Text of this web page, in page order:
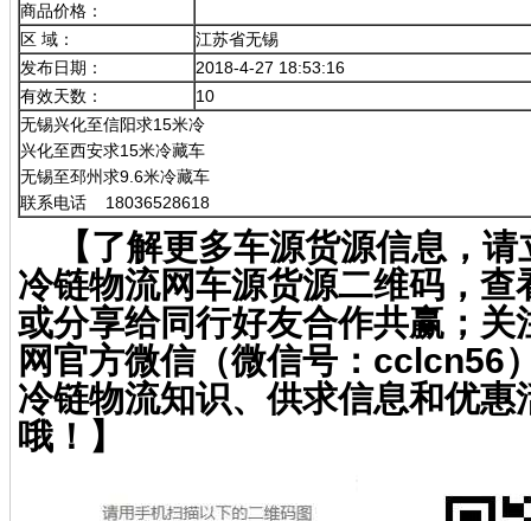
商品价格：
区 域：
江苏省无锡
发布日期：
2018-4-27 18:53:16
有效天数：
10
无锡兴化至信阳求15米冷
兴化至西安求15米冷藏车
无锡至邳州求9.6米冷藏车
联系电话 18036528618
【了解更多车源货源信息，
冷链物流网车源货源二维码，查
或分享给同行好友合作共赢；关
网官方微信（微信号：cclcn56
冷链物流知识、供求信息和优惠
哦！】